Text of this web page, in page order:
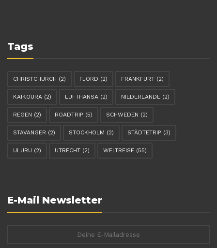
Tags
CHRISTCHURCH (2) FJORD (2) FRANKFURT (2)
KAIKOURA (2) LUFTHANSA (2) NIEDERLANDE (2)
REGEN (2) ROADTRIP (5) SCHWEDEN (2)
STAVANGER (2) STOCKHOLM (2) STÄDTETRIP (3)
ULURU (2) UTRECHT (2) WELTREISE (55)
E-Mail Newsletter